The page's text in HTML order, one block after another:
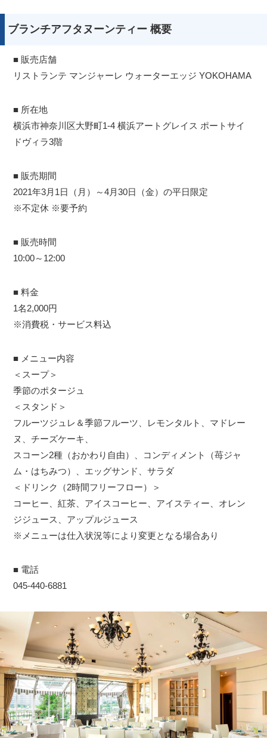
ブランチアフタヌーンティー 概要
■ 販売店舗
リストランテ マンジャーレ ウォーターエッジ YOKOHAMA
■ 所在地
横浜市神奈川区大野町1-4 横浜アートグレイス ポートサイ
ドヴィラ3階
■ 販売期間
2021年3月1日（月）～4月30日（金）の平日限定
※不定休 ※要予約
■ 販売時間
10:00～12:00
■ 料金
1名2,000円
※消費税・サービス料込
■ メニュー内容
＜スープ＞
季節のポタージュ
＜スタンド＞
フルーツジュレ＆季節フルーツ、レモンタルト、マドレー
ヌ、チーズケーキ、
スコーン2種（おかわり自由）、コンディメント（苺ジャ
ム・はちみつ）、エッグサンド、サラダ
＜ドリンク（2時間フリーフロー）＞
コーヒー、紅茶、アイスコーヒー、アイスティー、オレン
ジジュース、アップルジュース
※メニューは仕入状況等により変更となる場合あり
■ 電話
045-440-6881